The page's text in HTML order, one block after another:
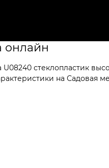
онлайн
стеклопластик
на Садовая